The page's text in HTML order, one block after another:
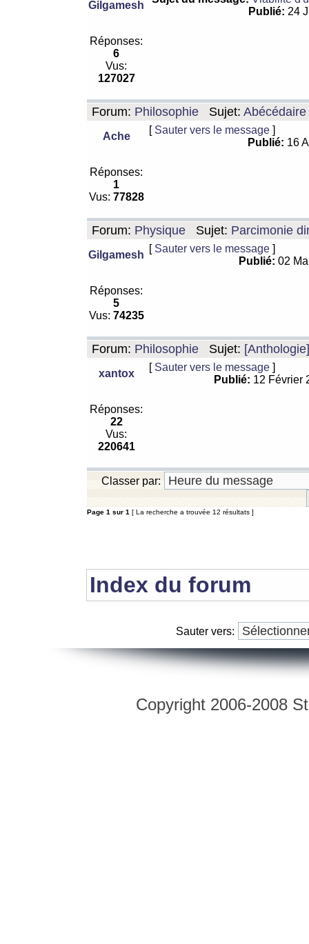
Gilgamesh
Publié: 24
Réponses:
6
Vus:
127027
Forum: Philosophie Sujet: Abécédaire
Ache
[ Sauter vers le message ]
Publié: 16
Réponses:
1
Vus: 77828
Forum: Physique Sujet: Parcimonie
Gilgamesh
[ Sauter vers le message ]
Publié: 02
Réponses:
5
Vus: 74235
Forum: Philosophie Sujet:
xantox
[ Sauter vers le message ]
Publié: 12 Février
Réponses:
22
Vus:
220641
Classer par:
Page 1 sur 1 [ La recherche a trouvée 12 résultats ]
Index du forum
Sauter vers:
Copyright 2006-2008